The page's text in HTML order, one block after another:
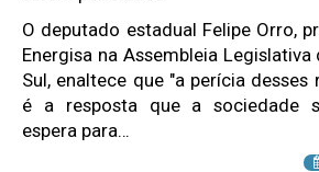
O deputado estadual Felipe Orro,
Energisa na Assembleia
Sul, enaltece que "a perícia
é a resposta que a sociedade
espera para…